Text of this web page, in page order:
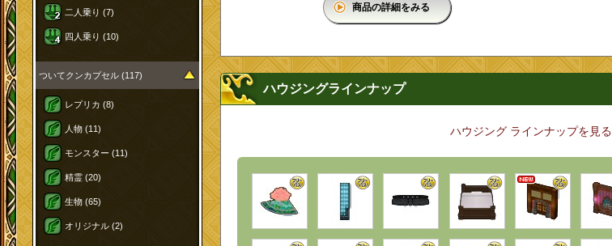
二人乗り (7)
四人乗り (10)
ついてクンカプセル (117)
レプリカ (8)
人物 (11)
モンスター (11)
精霊 (20)
生物 (65)
オリジナル (2)
商品の詳細をみる
ハウジングラインナップ
ハウジング ラインナップを見る